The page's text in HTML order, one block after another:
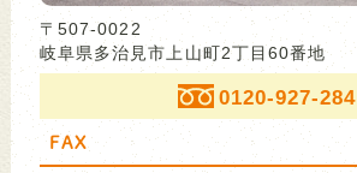
〒507-0022
岐阜県多治見市上山町2丁目60番地
0120-927-284
FAX